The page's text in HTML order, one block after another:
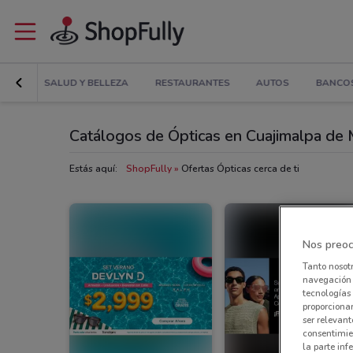
SALUD Y BELLEZA RESTAURANTES AUTOS
Catálogos de Ópticas en Cuajimalpa de
Estás aquí: ShopFully Ofertas Ópticas cerca de ti
Nos
Tanto
navegación
tecnologías
ser
la parte